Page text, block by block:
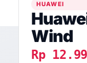
HUAWEI
Wind
Rp